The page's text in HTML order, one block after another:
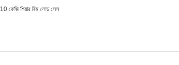
10 কেজি শিয়ার বিম লোড সেল